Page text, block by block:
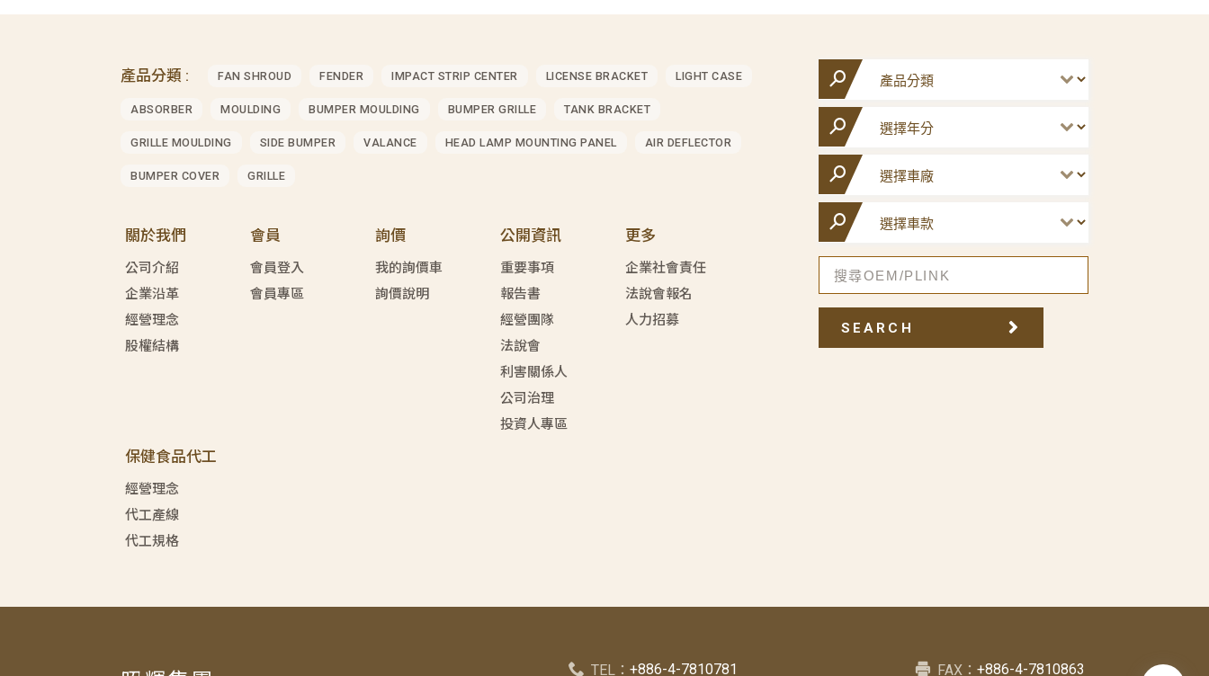
產品分類 : FAN SHROUD FENDER IMPACT STRIP CENTER LICENSE BRACKET LIGHT CASE
ABSORBER MOULDING BUMPER MOULDING BUMPER GRILLE TANK BRACKET
GRILLE MOULDING SIDE BUMPER VALANCE HEAD LAMP MOUNTING PANEL AIR DEFLECTOR
BUMPER COVER GRILLE
關於我們
公司介紹
企業沿革
經營理念
股權結構
會員
會員登入
會員專區
詢價
我的詢價車
詢價說明
公開資訊
重要事項
報告書
經營團隊
法說會
利害關係人
公司治理
投資人專區
更多
企業社會責任
法說會報名
人力招募
保健食品代工
經營理念
代工產線
代工規格
SEARCH
TEL： +886-4-7810781 FAX：+886-4-7810863